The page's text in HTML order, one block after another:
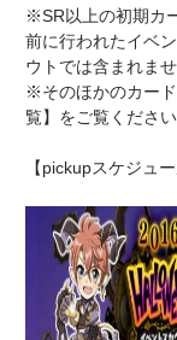
※SR以上の初期カ
前に行われたイベ
ウトでは含まれませ
※そのほかのカー
覧】をご覧ください
【pickupスケジュー